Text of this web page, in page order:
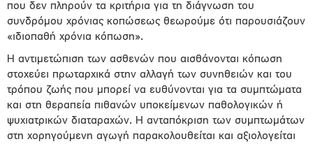
που δεν πληρούν τα κριτήρια για τη διάγνωση του
συνδρόμου χρόνιας κοπώσεως θεωρούμε ότι παρουσιάζουν
«ιδιοπαθή χρόνια κόπωση».
Η αντιμετώπιση των ασθενών που αισθάνονται κόπωση
στοχεύει πρωταρχικά στην αλλαγή των συνηθειών και του
τρόπου ζωής που μπορεί να ευθύνονται για τα συμπτώματα
και στη θεραπεία πιθανών υποκείμενων παθολογικών ή
ψυχιατρικών διαταραχών. Η ανταπόκριση των συμπτωμάτων
στη χορηγούμενη αγωγή παρακολουθείται και αξιολογείται